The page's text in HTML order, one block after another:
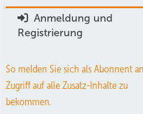
Anmeldung und
Registrierung
So melden Sie sich als Abonnent
Zugriff auf alle Zusatz-Inhalte zu
bekommen.